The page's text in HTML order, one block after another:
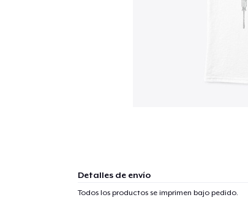
Detalles de envío
Todos los productos se imprimen bajo pedido.